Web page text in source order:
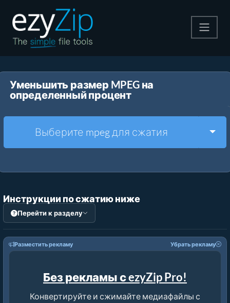
Pаспаковывайте
Другие инструменты
Уменьшить размер MPEG на
определенный процент
Выберите mpeg для сжатия
Инструкции по сжатию ниже
Перейти к разделу
Разместить рекламу Убрать рекламу
Без рекламы с ezyZip Pro!
Конвертируйте и сжимайте медиафайлы с